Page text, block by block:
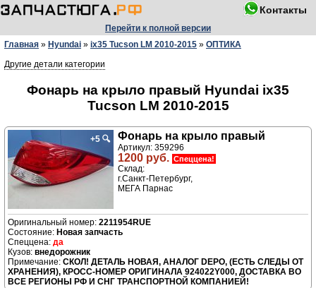
Контакты
Перейти к полной версии
Главная » Hyundai » ix35 Tucson LM 2010-2015 » ОПТИКА
Другие детали категории
Фонарь на крыло правый Hyundai ix35
Tucson LM 2010-2015
+5 🔍 Фонарь на крыло правый
Артикул: 359296
1200 руб. Спеццена!
Склад:
г.Санкт-Петербург,
МЕГА Парнас
2211954RUE
Новая запчасть
да
внедорожник
СКОЛ! ДЕТАЛЬ НОВАЯ, АНАЛОГ DEPO, (ЕСТЬ СЛЕДЫ ОТ
ХРАНЕНИЯ), КРОСС-НОМЕР ОРИГИНАЛА 924022Y000, ДОСТАВКА ВО
ВСЕ РЕГИОНЫ РФ И СНГ ТРАНСПОРТНОЙ КОМПАНИЕЙ!